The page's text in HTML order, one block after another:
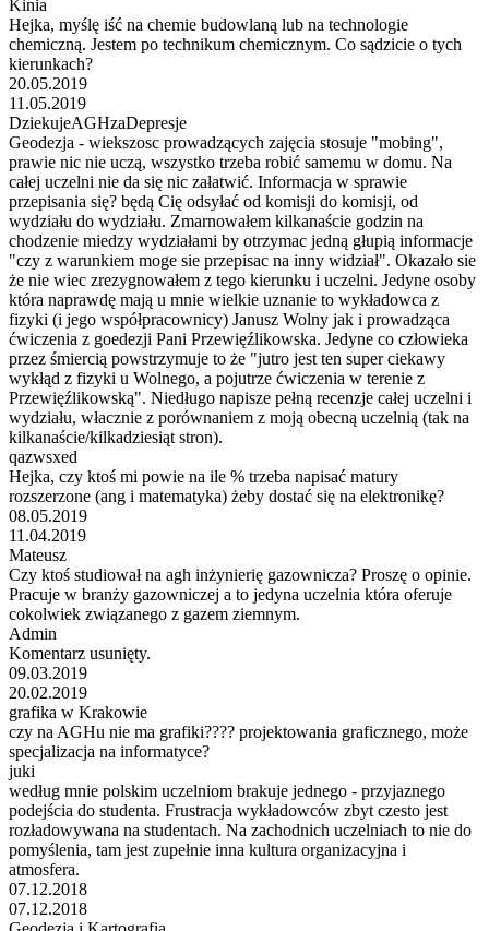
Kinia
Hejka, myślę iść na chemie budowlaną lub na technologie
chemiczną. Jestem po technikum chemicznym. Co sądzicie o tych
kierunkach?
20.05.2019
11.05.2019
DziekujeAGHzaDepresje
Geodezja - wiekszosc prowadzących zajęcia stosuje "mobing",
prawie nic nie uczą, wszystko trzeba robić samemu w domu. Na
całej uczelni nie da się nic załatwić. Informacja w sprawie
przepisania się? będą Cię odsyłać od komisji do komisji, od
wydziału do wydziału. Zmarnowałem kilkanaście godzin na
chodzenie miedzy wydziałami by otrzymac jedną głupią informacje
"czy z warunkiem moge sie przepisac na inny widział". Okazało sie
że nie wiec zrezygnowałem z tego kierunku i uczelni. Jedyne osoby
która naprawdę mają u mnie wielkie uznanie to wykładowca z
fizyki (i jego współpracownicy) Janusz Wolny jak i prowadząca
ćwiczenia z goedezji Pani Przewięźlikowska. Jedyne co człowieka
przez śmiercią powstrzymuje to że "jutro jest ten super ciekawy
wykłąd z fizyki u Wolnego, a pojutrze ćwiczenia w terenie z
Przewięźlikowską". Niedługo napisze pełną recenzje całej uczelni i
wydziału, włacznie z porównaniem z moją obecną uczelnią (tak na
kilkanaście/kilkadziesiąt stron).
qazwsxed
Hejka, czy ktoś mi powie na ile % trzeba napisać matury
rozszerzone (ang i matematyka) żeby dostać się na elektronikę?
08.05.2019
11.04.2019
Mateusz
Czy ktoś studiował na agh inżynierię gazownicza? Proszę o opinie.
Pracuje w branży gazowniczej a to jedyna uczelnia która oferuje
cokolwiek związanego z gazem ziemnym.
Admin
Komentarz usunięty.
09.03.2019
20.02.2019
grafika w Krakowie
czy na AGHu nie ma grafiki???? projektowania graficznego, może
specjalizacja na informatyce?
juki
według mnie polskim uczelniom brakuje jednego - przyjaznego
podejścia do studenta. Frustracja wykładowców zbyt czesto jest
rozładowywana na studentach. Na zachodnich uczelniach to nie do
pomyślenia, tam jest zupełnie inna kultura organizacyjna i
atmosfera.
07.12.2018
07.12.2018